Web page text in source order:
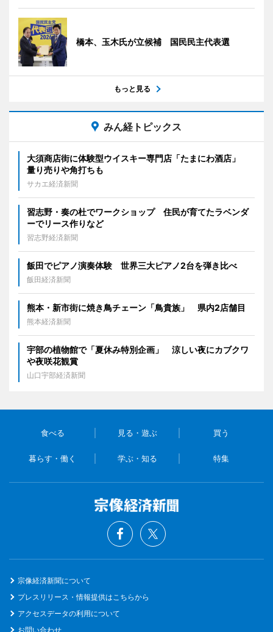
橋本、玉木氏が立候補 国民民主代表選
もっと見る
みん経トピックス
大須商店街に体験型ウイスキー専門店「たまにわ酒店」
量り売りや角打ちも
サカエ経済新聞
習志野・奏の杜でワークショップ 住民が育てたラベンダ
ーでリース作りなど
習志野経済新聞
飯田でピアノ演奏体験 世界三大ピアノ2台を弾き比べ
飯田経済新聞
熊本・新市街に焼き鳥チェーン「鳥貴族」 県内2店舗目
熊本経済新聞
宇部の植物館で「夏休み特別企画」 涼しい夜にカブクワ
や夜咲花観賞
山口宇部経済新聞
食べる 見る・遊ぶ 買う
暮らす・働く 学ぶ・知る 特集
宗像経済新聞について
プレスリリース・情報提供はこちらから
アクセスデータの利用について
お問い合わせ